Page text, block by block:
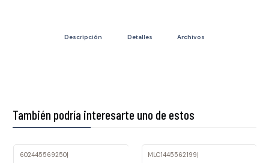
Descripción Detalles Archivos
También podría interesarte uno de estos
602445569250| MLC1445562199|